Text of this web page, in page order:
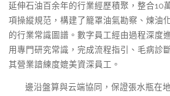
延伸石油百余年的行業經歷積聚，整合10
項操縱規范，構建了籠罩油氣勘察、煉油
的行業常識圖譜。數字員工經由過程深度
用專門研究常識，完成流程指引、毛病診
其營業諳練度媲美資深員工。
邊沿盤算與云端協同，保證張水瓶在